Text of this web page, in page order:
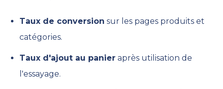
Taux de conversion sur les pages produits et
catégories.
Taux d'ajout au panier après utilisation de
l'essayage.